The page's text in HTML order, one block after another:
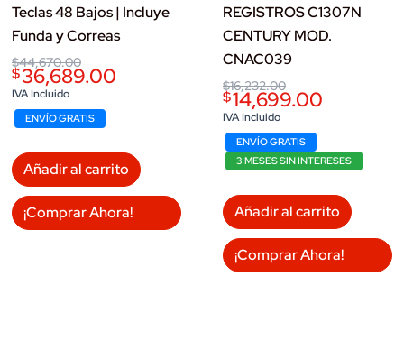
Teclas 48 Bajos | Incluye
Funda y Correas
$44,670.00
Original
price
was:
$44,670.00.
$36,689.00
Current
price
is:
$36,689.00.
IVA Incluido
ENVÍO GRATIS
Añadir al carrito
¡Comprar Ahora!
REGISTROS C1307N
CENTURY MOD.
CNAC039
$16,232.00
Original
price
was:
$16,232.00.
$14,699.00
Current
price
is:
$14,699.00.
IVA Incluido
ENVÍO GRATIS
3 MESES SIN INTERESES
Añadir al carrito
¡Comprar Ahora!